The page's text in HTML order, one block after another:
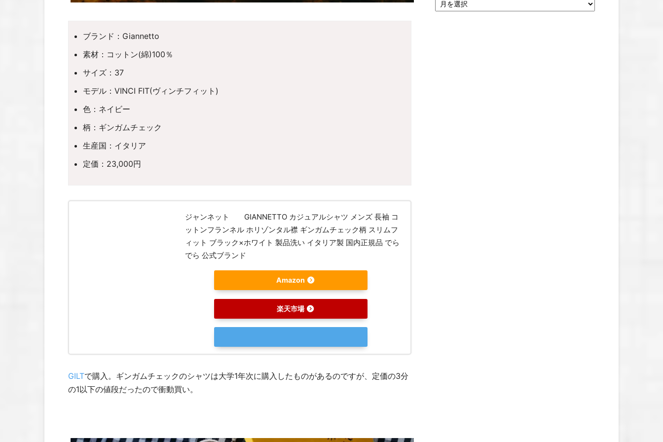
ブランド：Giannetto
素材：コットン(綿)100％
サイズ：37
モデル：VINCI FIT(ヴィンチフィット)
色：ネイビー
柄：ギンガムチェック
生産国：イタリア
定価：23,000円
ジャンネット GIANNETTO カジュアルシャツ メンズ 長袖 コ
ットンフランネル ホリゾンタル襟 ギンガムチェック柄 スリムフ
ィット ブラック×ホワイト 製品洗い イタリア製 国内正規品 でら
でら 公式ブランド
Amazon
楽天市場
GILTで購入。ギンガムチェックのシャツは大学1年次に購入したものがあるのですが、定価の3分
の1以下の値段だったので衝動買い。
間